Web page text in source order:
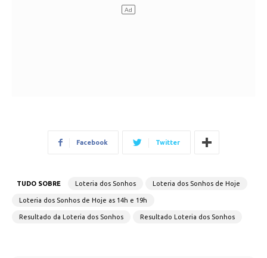
Facebook Twitter
TUDO SOBRE Loteria dos Sonhos Loteria dos Sonhos de Hoje
Loteria dos Sonhos de Hoje as 14h e 19h
Resultado da Loteria dos Sonhos Resultado Loteria dos Sonhos